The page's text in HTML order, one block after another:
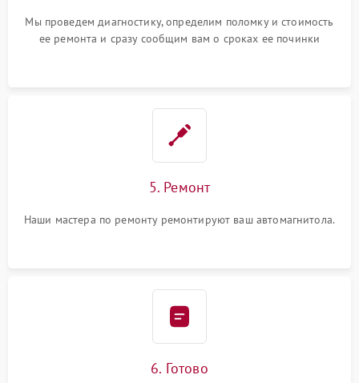
Мы проведем диагностику, определим поломку и стоимость
ее ремонта и сразу сообщим вам о сроках ее починки
5. Ремонт
Наши мастера по ремонту ремонтируют ваш автомагнитола.
6. Готово